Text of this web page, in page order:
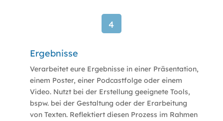
4
Ergebnisse
Verarbeitet eure Ergebnisse in einer Präsentation,
einem Poster, einer Podcastfolge oder einem
Video. Nutzt bei der Erstellung geeignete Tools,
bspw. bei der Gestaltung oder der Erarbeitung
von Texten. Reflektiert diesen Prozess im Rahmen